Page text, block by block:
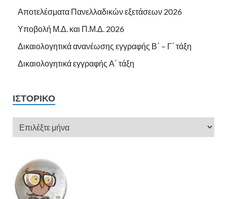
Αποτελέσματα Πανελλαδικών εξετάσεων 2026
Υποβολή Μ.Δ. και Π.Μ.Δ. 2026
Δικαιολογητικά ανανέωσης εγγραφής Β΄ – Γ΄ τάξη
Δικαιολογητικά εγγραφής Α΄ τάξη
ΙΣΤΟΡΙΚΌ